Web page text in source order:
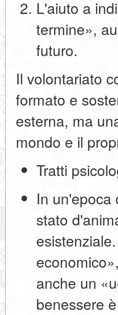
L'aiuto a
termine»,
futuro.
Il volontariato
formato e
esterna, ma
mondo e il
Tratti
In un'epoca
stato
esistenziale
anche un «
benessere